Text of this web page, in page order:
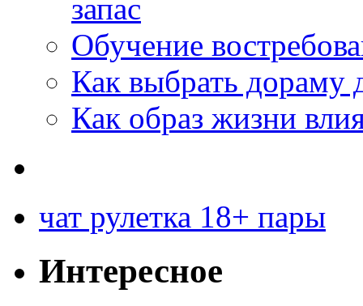
запас
Обучение
Как выбрать дораму
Как образ жизни
чат рулетка 18+ пары
Интересное